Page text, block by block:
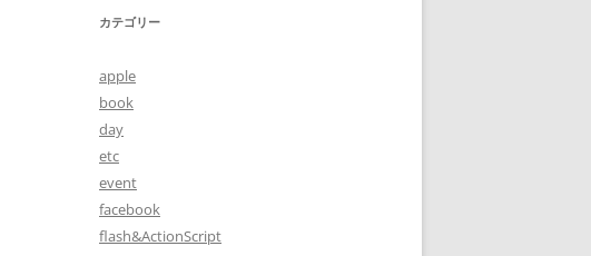
カテゴリー
apple
book
day
etc
event
facebook
flash&ActionScript